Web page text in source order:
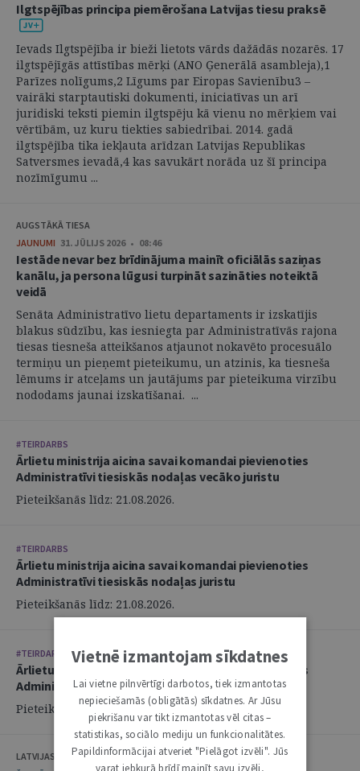
Ilgtspējības principa piemērošana Latvijas tiesu praksē
Ievads Ilgtspējība ir bieži lietots vārds dažādās nozarēs. 17
ilgtspējīgās attīstības mērķi (ANO Ģenerālā asambleja),1
Parīzes nolīgums,2 Līgums par Eiropas Savienību3 –
vairāki starptautiski dokumenti, iniciatīvas un arī
juridiski teksti piemin ilgtspēju kā vienu no mērķiem vai
vērtībām, uz kuru tiekties sabiedrībai. 2014. gadā
ilgtspējība tika iekļauta arīdzan Latvijas Republikas
Satversmes ievadā,4 kas savukārt norāda uz šī principa
nozīmīgumu ...
AUGSTĀKĀ TIESA
JAUNUMI 31. JŪLIJS 2026 • 08:46
Iestāde nevar bez brīdinājuma mainīt oficiālās saziņas
kanālu, ja persona lūgusi turpināt sazināties noteiktā
veidā
Senāta Administratīvo lietu departaments ir izskatījis
blakus sūdzību, kas iesniegta par Administratīvās rajona
tiesas tiesneša atteikšanos atjaunot nokavēto procesuālo
termiņu un pieņemt pieteikumu, un atzinis, ka tiesneša
lēmums ir atceļams un jautājums par pieteikuma virzību
nododams jaunai izskatīšanai. ...
#TEIRDARBS
Ārlietu ministrija aicina savai komandai pievienoties
Administratīvi tiesiskās nodaļas vecāko juristu
Pieteikšanās līdz: 21.08.2026.
#TEIRDARBS
Ārlietu ministrija aicina savai komandai pievienoties
Administratīvi tiesiskās nodaļas juristu
Pieteikšanās līdz: 21.08.2026.
#TEIRDARBS
Ārlietu ministrija aicina savai komandai pievienoties
Administratīvi tiesiskās nodaļas juristu
Pieteikšanās līdz: 21.08.2026.
LATVIJAS ZVĒRINĀTU ADVOKĀTU PADOME
Vietnē izmantojam sīkdatnes
Lai vietne pilnvērtīgi darbotos, tiek izmantotas
nepieciešamās (obligātās) sīkdatnes. Ar Jūsu
piekrišanu var tikt izmantotas vēl citas –
statistikas, sociālo mediju un funkcionalitātes.
Papildinformācijai atveriet "Pielāgot izvēli". Jūs
varat jebkurā brīdī mainīt savu izvēli,